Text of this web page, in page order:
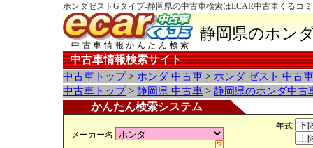
ホンダゼストGタイプ-静岡県の中古車検索はECAR中古車くるコミ
中古車情報かんたん検索
静岡県のホン
中古車情報検索サイト
中古車トップ> ホンダ 中古車 > ホンダ ゼスト 中古
中古車トップ> 静岡県 中古車 > 静岡県のホンダ中古
かんたん検索システム
メーカー名
年式